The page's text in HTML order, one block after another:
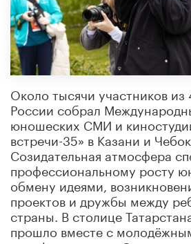
Около тысячи участников из
России собрал
юношеских СМИ и
встречи-35» в Казани и
Созидательная атмосфера
профессиональному росту
обмену идеями,
проектов и дружбы между
страны. В столице
прошло вместе с